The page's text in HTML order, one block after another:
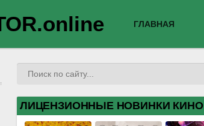
ГЛАВНАЯ
ЛИЦЕНЗИОННЫЕ НОВИНКИ КИНО